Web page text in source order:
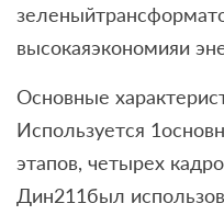
высокаяэкономияи
Основные
Используется
этапов, четырех
Дин211был